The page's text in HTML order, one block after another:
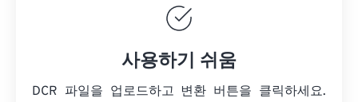
사용하기 쉬움
DCR 파일을 업로드하고 변환 버튼을 클릭하세요.